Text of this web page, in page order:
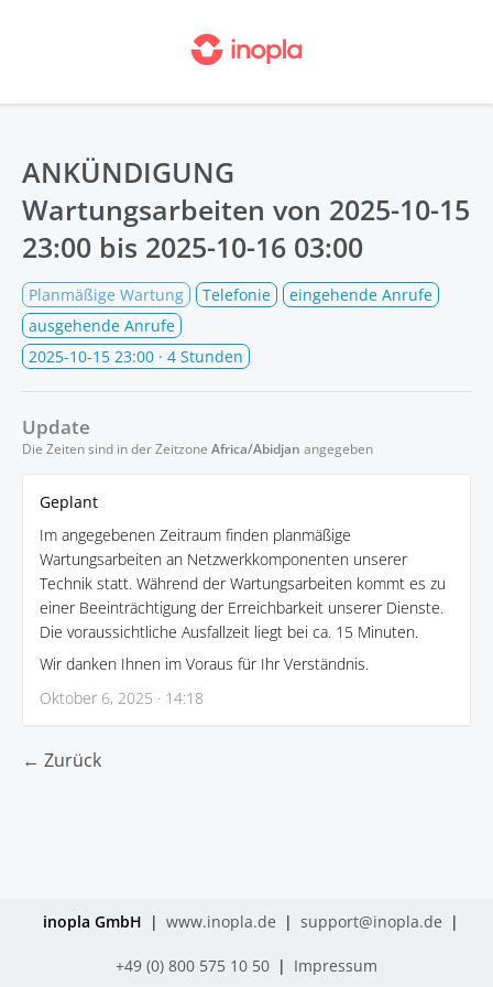
ANKÜNDIGUNG
Wartungsarbeiten von 2025-10-15
23:00 bis 2025-10-16 03:00
Planmäßige Wartung Telefonie
eingehende Anrufe
ausgehende Anrufe
2025-10-15 23:00 · 4 Stunden
Update
Die Zeiten sind in der Zeitzone Africa/Abidjan angegeben
Geplant
Im angegebenen Zeitraum finden planmäßige
Wartungsarbeiten an Netzwerkkomponenten unserer
Technik statt. Während der Wartungsarbeiten kommt es zu
einer Beeinträchtigung der Erreichbarkeit unserer Dienste.
Die voraussichtliche Ausfallzeit liegt bei ca. 15 Minuten.
Wir danken Ihnen im Voraus für Ihr Verständnis.
Oktober 6, 2025 · 14:18
← Zurück
inopla GmbH | www.inopla.de | support@inopla.de |
+49 (0) 800 575 10 50 | Impressum